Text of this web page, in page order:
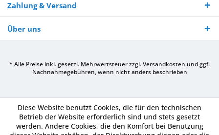
Zahlung & Versand
Über uns
* Alle Preise inkl. gesetzl. Mehrwertsteuer zzgl.Versandkosten und ggf.
Nachnahmegebühren, wenn nicht anders beschrieben
Diese Website benutzt Cookies, die für den technischen
Betrieb der Website erforderlich sind und stets gesetzt
werden. Andere Cookies, die den Komfort bei Benutzung